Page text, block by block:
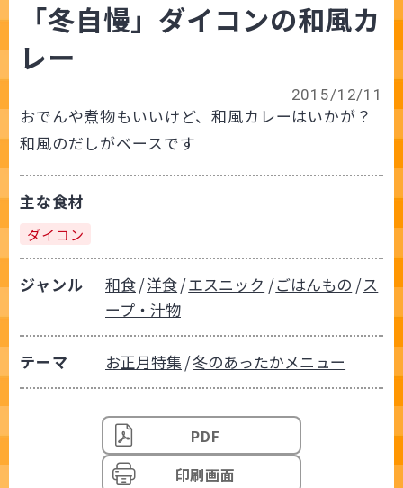
「冬自慢」ダイコンの和風カ
レー
2015/12/11
おでんや煮物もいいけど、和風カレーはいかが？
和風のだしがベースです
主な食材
ダイコン
ジャンル 和食 洋食 エスニック ごはんもの ス
ープ・汁物
テーマ お正月特集 冬のあったかメニュー
PDF
印刷画面